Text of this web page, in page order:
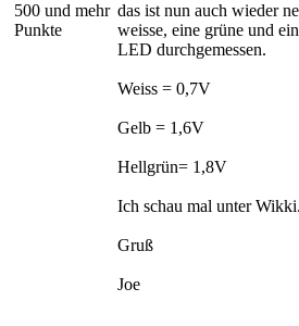
500 und mehr
Punkte
das ist nun auch wieder
weisse, eine grüne und
LED durchgemessen.
Weiss = 0,7V
Gelb = 1,6V
Hellgrün= 1,8V
Ich schau mal unter
Gruß
Joe